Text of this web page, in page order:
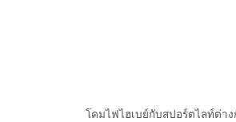
โคมไฟไฮเบย์กับสปอร์ตไลท์ต่า